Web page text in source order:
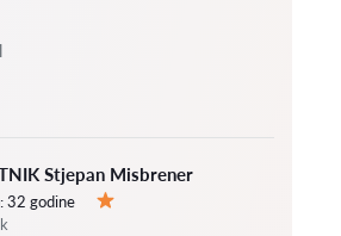
Stjepan Misbrener
32 godine